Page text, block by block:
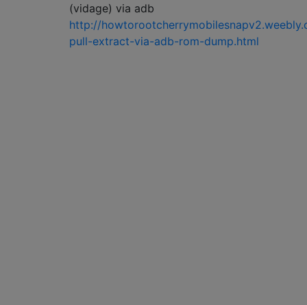
(vidage) via adb
http://
pull-extract-via-adb-rom-dump.html